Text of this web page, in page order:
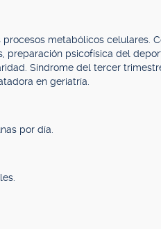
metabólicos celulares.
preparación psicofísica del
Síndrome del tercer
en geriatría.
por día.